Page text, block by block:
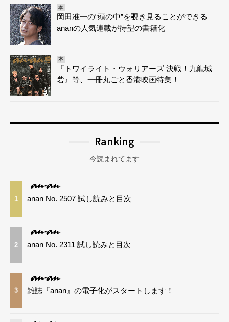
本
岡田准一の“頭の中”を覗き見ることができる
ananの人気連載が待望の書籍化
本
『トワイライト・ウォリアーズ 決戦！九龍城
砦』等、一冊丸ごと香港映画特集！
Ranking
今読まれてます
1 anan No. 2507 試し読みと目次
2 anan No. 2311 試し読みと目次
3 雑誌『anan』の電子化がスタートします！